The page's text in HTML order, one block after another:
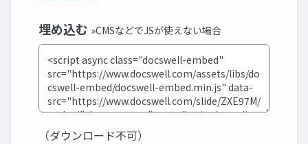
埋め込む »CMSなどでJSが使えない場合
（ダウンロード不可）